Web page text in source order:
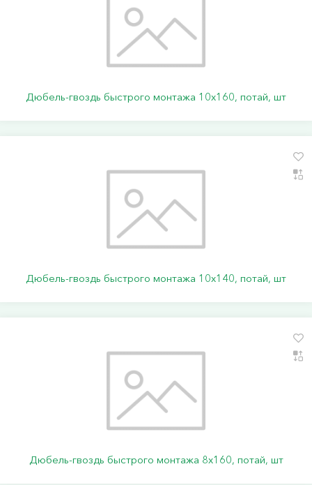
Дюбель-гвоздь быстрого монтажа 10х160, потай, шт
Дюбель-гвоздь быстрого монтажа 10х140, потай, шт
Дюбель-гвоздь быстрого монтажа 8х160, потай, шт